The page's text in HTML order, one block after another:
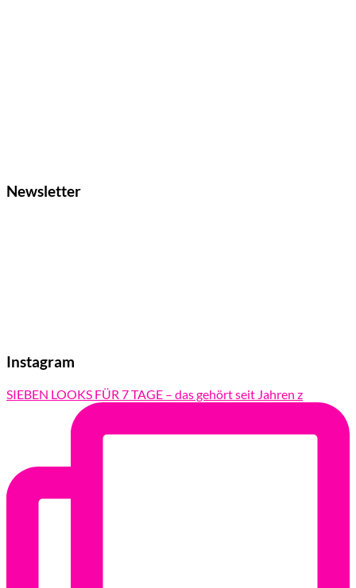
Newsletter
Instagram
SIEBEN LOOKS FÜR 7 TAGE – das gehört seit Jahren z